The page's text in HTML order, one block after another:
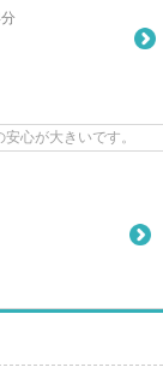
心が大きいです。